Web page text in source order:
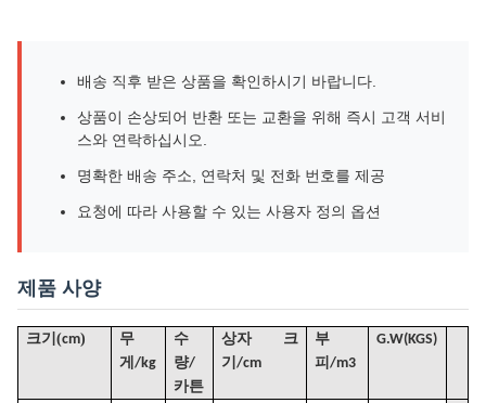
배송 직후 받은 상품을 확인하시기 바랍니다.
상품이 손상되어 반환 또는 교환을 위해 즉시 고객 서비
스와 연락하십시오.
명확한 배송 주소, 연락처 및 전화 번호를 제공
요청에 따라 사용할 수 있는 사용자 정의 옵션
제품 사양
크기(cm)
무
게/kg
수
량/
카튼
상자 크
기/cm
부
피/m3
G.W(KGS)